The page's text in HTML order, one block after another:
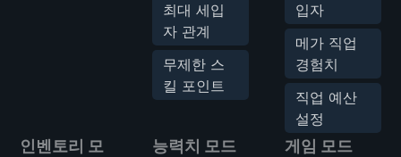
최대 세입
자 관계
무제한 스
킬 포인트
입자
메가 직업
경험치
직업 예산
설정
인벤토리 모
능력치 모드 게임 모드